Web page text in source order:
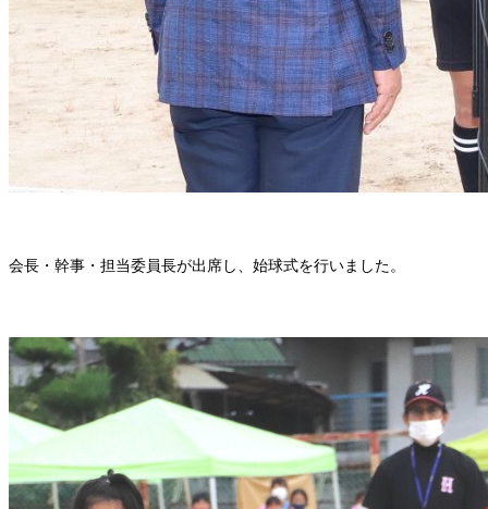
会長・幹事・担当委員長が出席し、始球式を行いました。